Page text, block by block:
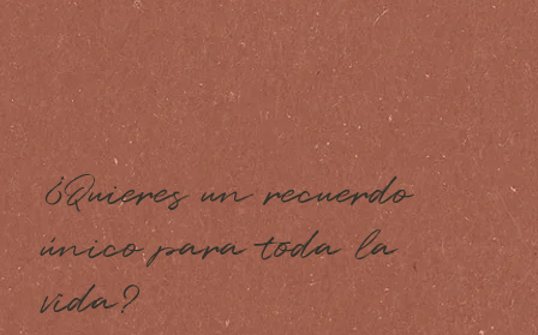
¿Quieres un recuerdo
único para toda la
vida?